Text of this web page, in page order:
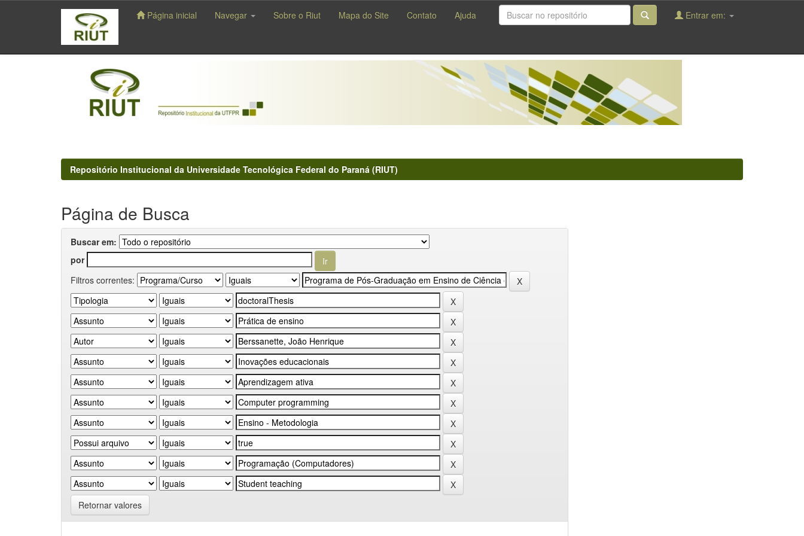
navigation
Página inicial Navegar Sobre o Riut Mapa do Site Contato Ajuda Entrar em:
Repositório Institucional da Universidade Tecnológica Federal do Paraná (RIUT)
Página de Busca
Buscar em:
por
Filtros correntes:
Retornar valores